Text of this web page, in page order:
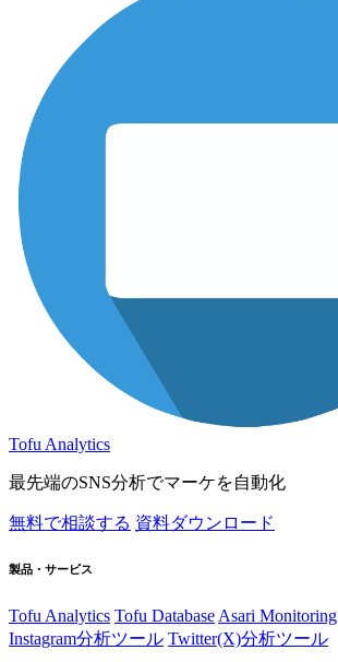
Tofu Analytics
最先端のSNS分析でマーケを自動化
無料で相談する 資料ダウンロード
製品・サービス
Tofu Analytics Tofu Database Asari Monitoring
Instagram分析ツール Twitter(X)分析ツール